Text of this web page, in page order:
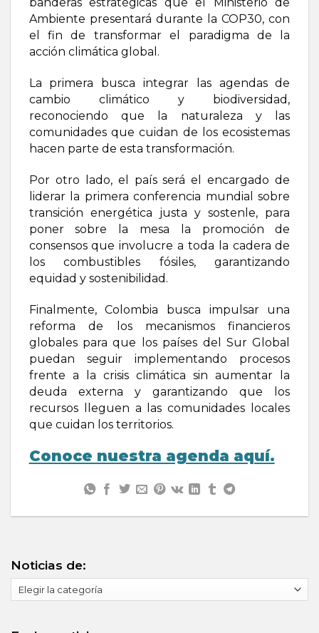
banderas estratégicas que el Ministerio de
Ambiente presentará durante la COP30, con
el fin de transformar el paradigma de la
acción climática global.
La primera busca integrar las agendas de
cambio climático y biodiversidad,
reconociendo que la naturaleza y las
comunidades que cuidan de los ecosistemas
hacen parte de esta transformación.
Por otro lado, el país será el encargado de
liderar la primera conferencia mundial sobre
transición energética justa y sostenle, para
poner sobre la mesa la promoción de
consensos que involucre a toda la cadera de
los combustibles fósiles, garantizando
equidad y sostenibilidad.
Finalmente, Colombia busca impulsar una
reforma de los mecanismos financieros
globales para que los países del Sur Global
puedan seguir implementando procesos
frente a la crisis climática sin aumentar la
deuda externa y garantizando que los
recursos lleguen a las comunidades locales
que cuidan los territorios.
Conoce nuestra agenda aquí.
Noticias de:
de: